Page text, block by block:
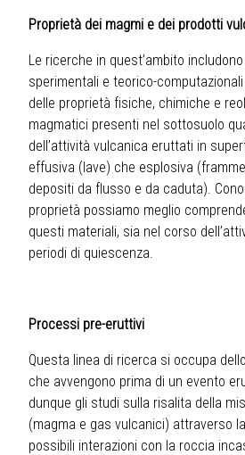
Proprietà dei magmi e dei prodotti
Le ricerche in quest’ambito
sperimentali e teorico-
delle proprietà fisiche, chimiche e
magmatici presenti nel sottosuolo
dell’attività vulcanica eruttati in
effusiva (lave) che esplosiva
depositi da flusso e da caduta).
proprietà possiamo meglio
questi materiali, sia nel corso
periodi di quiescenza.
Processi pre-eruttivi
Questa linea di ricerca si occupa
che avvengono prima di un evento
dunque gli studi sulla risalita della
(magma e gas vulcanici) attraverso
possibili interazioni con la roccia